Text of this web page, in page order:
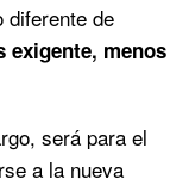
diferente de
exigente, menos
será para el
a la nueva